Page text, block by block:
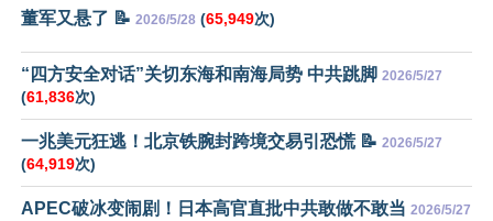
董军又悬了 📝 2026/5/28 (65,949次)
“四方安全对话”关切东海和南海局势 中共跳脚 2026/5/27
(61,836次)
一兆美元狂逃！北京铁腕封跨境交易引恐慌 📝 2026/5/27
(64,919次)
APEC破冰变闹剧！日本高官直批中共敢做不敢当 2026/5/27